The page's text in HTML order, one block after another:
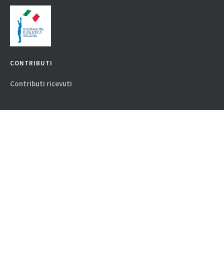
CONTRIBUTI
Contributi ricevuti